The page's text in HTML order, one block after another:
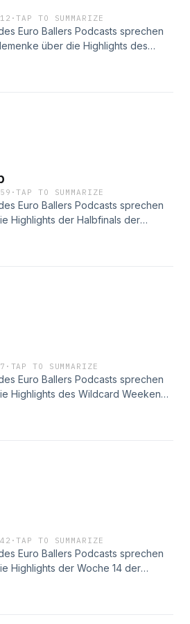
·TAP TO SUMMARIZE
Euro Ballers Podcasts sprechen
über die Highlights des
of Football. #BALLOUT
·TAP TO SUMMARIZE
Euro Ballers Podcasts sprechen
Highlights der Halbfinals der
Außerdem werfen sie einen
Finale und geben ihre Tipps für
· TAP TO SUMMARIZE
Euro Ballers Podcasts sprechen
Highlights des Wildcard Weekends
Football. Außerdem werfen sie
Halbfinals und geben
·TAP TO SUMMARIZE
Euro Ballers Podcasts sprechen
Highlights der Woche 14 der
Außerdem werfen sie einen
Playoffs und geben ihre Tipps für